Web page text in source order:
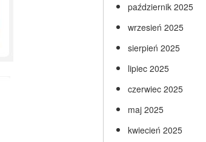
październik 2025
wrzesień 2025
sierpień 2025
lipiec 2025
czerwiec 2025
maj 2025
kwiecień 2025